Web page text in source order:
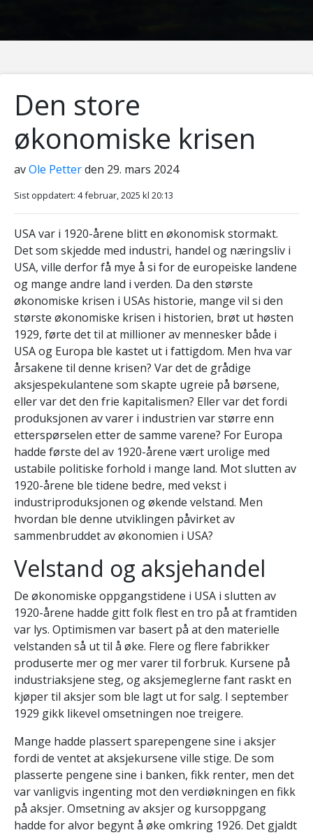
Den store
økonomiske krisen
avOle Petterden 29. mars 2024
Sist oppdatert: 4 februar, 2025 kl 20:13
USA var i 1920-årene blitt en økonomisk stormakt.
Det som skjedde med industri, handel og næringsliv i
USA, ville derfor få mye å si for de europeiske landene
og mange andre land i verden. Da den største
økonomiske krisen i USAs historie, mange vil si den
største økonomiske krisen i historien, brøt ut høsten
1929, førte det til at millioner av mennesker både i
USA og Europa ble kastet ut i fattigdom. Men hva var
årsakene til denne krisen? Var det de grådige
aksjespekulantene som skapte ugreie på børsene,
eller var det den frie kapitalismen? Eller var det fordi
produksjonen av varer i industrien var større enn
etterspørselen etter de samme varene? For Europa
hadde første del av 1920-årene vært urolige med
ustabile politiske forhold i mange land. Mot slutten av
1920-årene ble tidene bedre, med vekst i
industriproduksjonen og økende velstand. Men
hvordan ble denne utviklingen påvirket av
sammenbruddet av økonomien i USA?
Velstand og aksjehandel
De økonomiske oppgangstidene i USA i slutten av
1920-årene hadde gitt folk flest en tro på at framtiden
var lys. Optimismen var basert på at den materielle
velstanden så ut til å øke. Flere og flere fabrikker
produserte mer og mer varer til forbruk. Kursene på
industriaksjene steg, og aksjemeglerne fant raskt en
kjøper til aksjer som ble lagt ut for salg. I september
1929 gikk likevel omsetningen noe treigere.
Mange hadde plassert sparepengene sine i aksjer
fordi de ventet at aksjekursene ville stige. De som
plasserte pengene sine i banken, fikk renter, men det
var vanligvis ingenting mot den verdiøkningen en fikk
på aksjer. Omsetning av aksjer og kursoppgang
hadde for alvor begynt å øke omkring 1926. Det gjaldt